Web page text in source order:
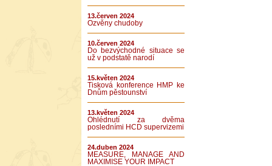
13.červen 2024
Ozvěny chudoby
10.červen 2024
Do bezvýchodné situace se
už v podstatě narodí
15.květen 2024
Tisková konference HMP ke
Dnům pěstounství
13.květen 2024
Ohlédnutí za dvěma
posledními HCD supervizemi
24.duben 2024
MEASURE, MANAGE AND
MAXIMISE YOUR IMPACT